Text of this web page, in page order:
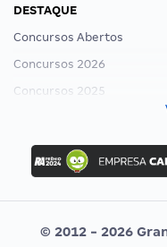
DESTAQUE
Concursos Abertos
Concursos 2026
Concursos 2025
Concurso Ibama
Concurso MPU
Editais publicados
© 2012 - 2026